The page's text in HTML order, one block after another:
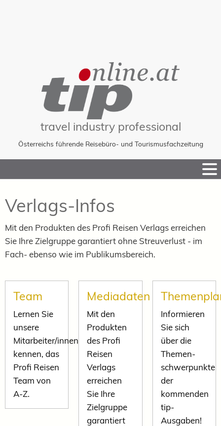
travel industry professional
Österreichs führende Reisebüro- und Tourismusfachzeitung
to
Verlags-Infos
Mit den Produkten des Profi Reisen Verlags erreichen
Sie Ihre Zielgruppe garantiert ohne Streuverlust - im
Fach- ebenso wie im Publikumsbereich.
Team
Lernen Sie
unsere
Mitarbeiter/innen
kennen, das
Profi Reisen
Team von
A-Z.
Mediadaten
Mit den
Produkten
des Profi
Reisen
Verlags
erreichen
Sie Ihre
Zielgruppe
garantiert
Informieren
Sie sich
über die
Themen-
schwerpunkte
der
kommenden
tip-
Ausgaben!